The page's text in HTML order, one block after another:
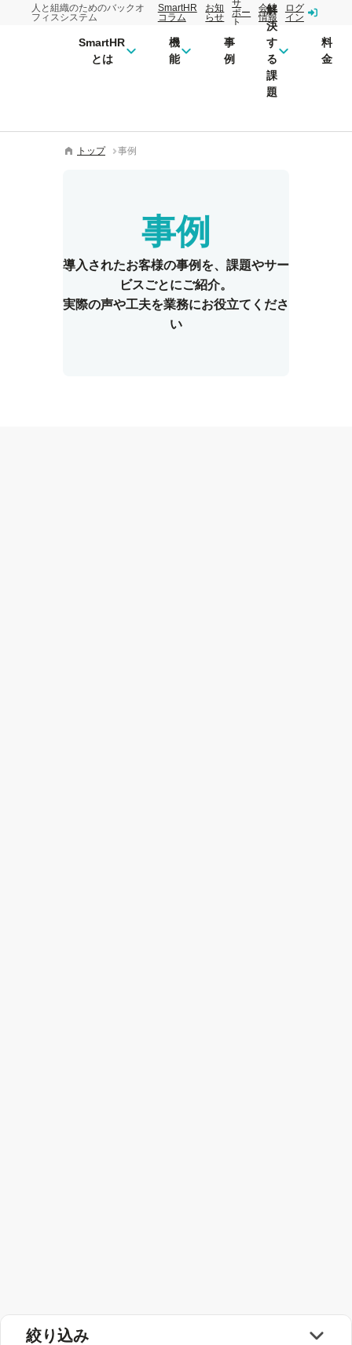
人と組織のためのバックオ
フィスシステム
SmartHR
コラム
お知
らせ
サ
ポー
ト
会社
情報
ログ
イン
SmartHR
とは
機
能
事
例
解
決
す
る
課
題
料
金
トップ 事例
事例
導入されたお客様の事例を、 課題やサー
ビスごとにご紹介。
実際の声や工夫を業務にお役立てくださ
い
絞り込み